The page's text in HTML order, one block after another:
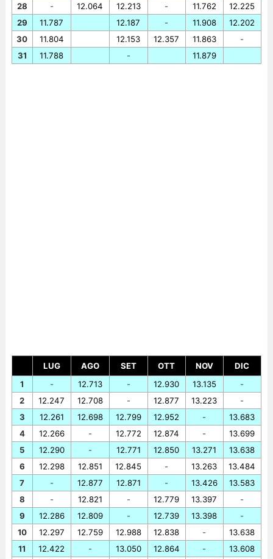
28
29
30
31
-
11.787
11.804
11.788
12.064
12.213
12.187
12.153
-
-
-
12.357
11.762
11.908
11.863
11.879
12.225
12.202
-
LUG AGO SET OTT NOV
DIC
1
2
3
4
5
6
7
8
9
10
11
-
12.247
12.261
12.266
12.290
12.298
-
-
12.286
12.297
12.422
12.713
12.708
12.698
-
-
12.851
12.877
12.821
12.809
12.759
-
-
-
12.799
12.772
12.771
12.845
12.871
-
-
12.988
13.050
12.930
12.877
12.952
12.874
12.850
-
-
12.779
12.739
12.838
12.864
13.135
13.223
-
-
13.271
13.263
13.426
13.397
13.398
-
-
-
-
13.683
13.699
13.638
13.484
13.583
-
-
13.638
13.608